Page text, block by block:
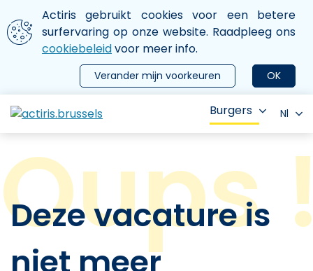
Aller au contenu principal
We gebruiken cookies
Actiris gebruikt cookies voor een betere
surfervaring op onze website. Raadpleeg ons
cookiebeleidvoor meer info.
OK
Verander mijn voorkeuren
le menu
Burgers Nl
Deze vacature is